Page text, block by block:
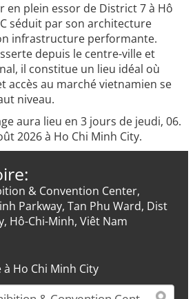
en plein essor de District 7 à Hô
séduit par son architecture
infrastructure performante.
depuis le centre-ville et
il constitue un lieu idéal où
accès au marché vietnamien se
niveau.
aura lieu en 3 jours de jeudi, 06.
2026 à Ho Chi Minh City.
& Convention Center,
Parkway, Tan Phu Ward, Dist
Hô-Chi-Minh, Viêt Nam
Ho Chi Minh City